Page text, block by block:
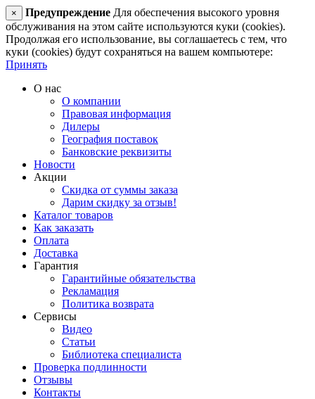
× Предупреждение Для обеспечения высокого уровня
обслуживания на этом сайте используются куки (cookies).
Продолжая его использование, вы соглашаетесь с тем, что
куки (cookies) будут сохраняться на вашем компьютере:
Принять
О нас
О компании
Правовая информация
Дилеры
География поставок
Банковские реквизиты
Новости
Акции
Скидка от суммы заказа
Дарим скидку за отзыв!
Каталог товаров
Как заказать
Оплата
Доставка
Гарантия
Гарантийные обязательства
Рекламация
Политика возврата
Сервисы
Видео
Статьи
Библиотека специалиста
Проверка подлинности
Отзывы
Контакты